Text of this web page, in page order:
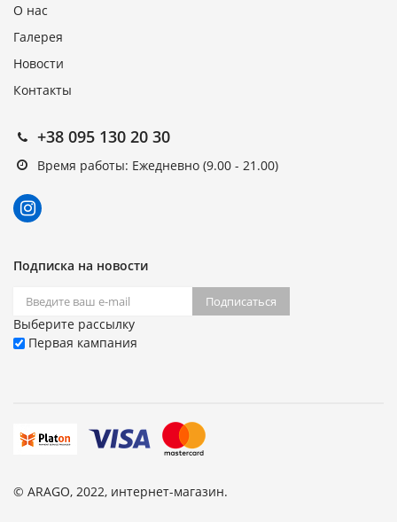
О нас
Галерея
Новости
Контакты
+38 095 130 20 30
Время работы: Ежедневно (9.00 - 21.00)
Подписка на новости
Подписаться
Выберите рассылку
Первая кампания
© ARAGO, 2022, интернет-магазин.